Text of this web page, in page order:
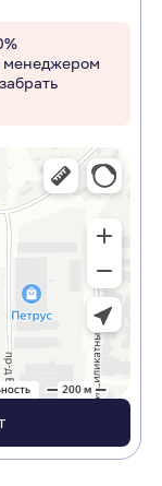
менеджером